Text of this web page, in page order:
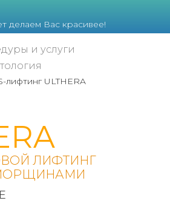
делаем Вас красивее!
и услуги
лифтинг ULTHERA
ЛИФТИНГ